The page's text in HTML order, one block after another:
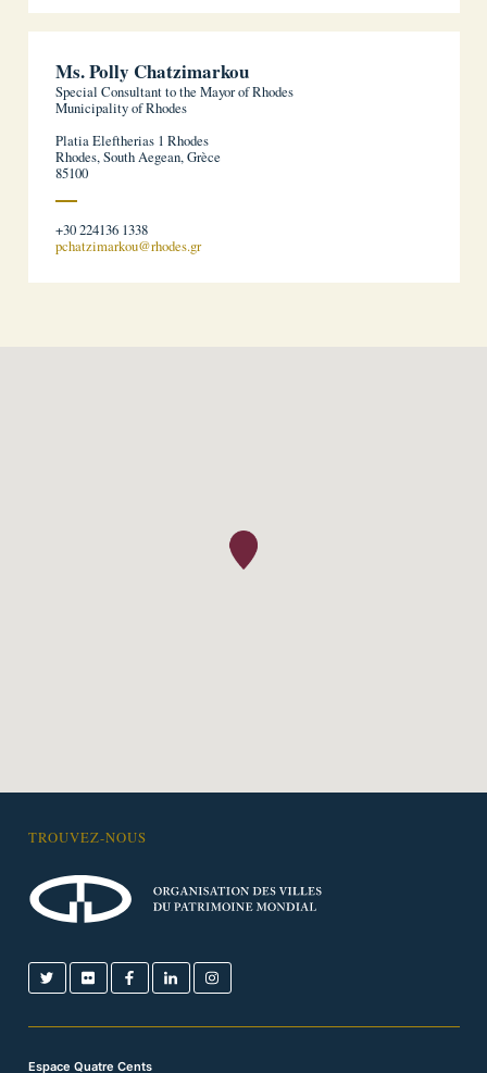
Ms. Polly Chatzimarkou
Special Consultant to the Mayor of Rhodes
Municipality of Rhodes
Platia Eleftherias 1 Rhodes
Rhodes, South Aegean, Grèce
85100
+30 224136 1338
pchatzimarkou@rhodes.gr
TROUVEZ-NOUS
Espace Quatre Cents